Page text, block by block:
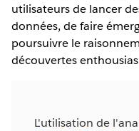
utilisateurs de lancer
données, de faire
poursuivre le
découvertes
L'utilisation de